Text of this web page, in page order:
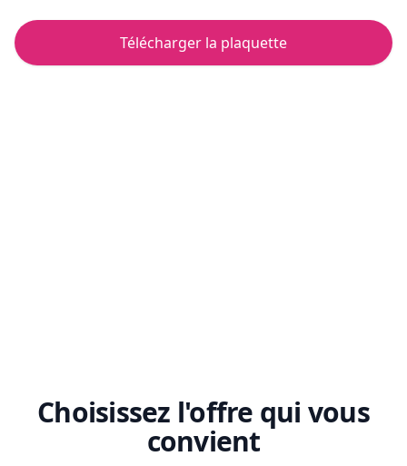
Télécharger la plaquette
Choisissez l'offre qui vous
convient